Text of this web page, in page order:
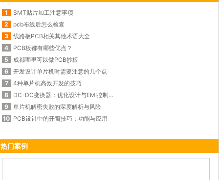
1
SMT贴片加工注意事项
2
pcb布线后怎么检查
3
线路板PCB相关其他术语大全
4
PCB板都有哪些优点？
5
成都哪里可以做PCB抄板
6
开发设计单片机时需要注意的几个点
7
4种单片机高效开发的技巧
8
DC-DC变换器：优化设计与EMI控制的秘诀
9
单片机解密失败的深度解析与风险
10 PCB设计中的开窗技巧：功能与应用
热门案例